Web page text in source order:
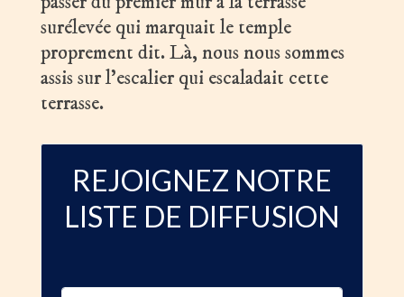
surélevée qui marquait le temple
proprement dit. Là, nous nous sommes
assis sur l’escalier qui escaladait cette
terrasse.
REJOIGNEZ NOTRE
LISTE DE DIFFUSION